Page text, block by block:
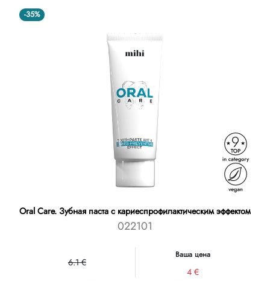
-35%
Oral Care. Зубная паста с кариеспрофилактическим эффектом
022101
6.1 €
Ваша цена
4 €